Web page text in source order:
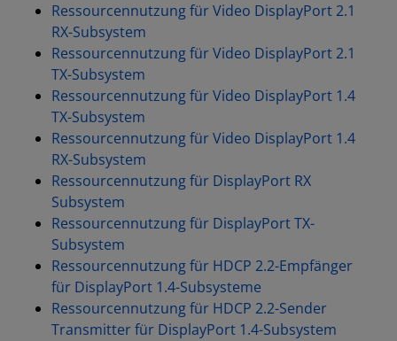
Ressourcennutzung für Video DisplayPort 2.1
RX-Subsystem
Ressourcennutzung für Video DisplayPort 2.1
TX-Subsystem
Ressourcennutzung für Video DisplayPort 1.4
TX-Subsystem
Ressourcennutzung für Video DisplayPort 1.4
RX-Subsystem
Ressourcennutzung für DisplayPort RX
Subsystem
Ressourcennutzung für DisplayPort TX-
Subsystem
Ressourcennutzung für HDCP 2.2-Empfänger
für DisplayPort 1.4-Subsysteme
Ressourcennutzung für HDCP 2.2-Sender
Transmitter für DisplayPort 1.4-Subsystem